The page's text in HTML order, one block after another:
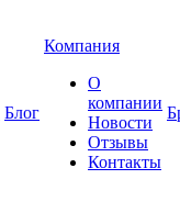
Блог
Компания
О
компании
Новости
Отзывы
Контакты